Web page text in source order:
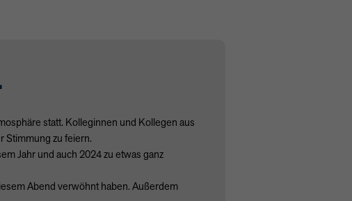
statt. Kolleginnen und Kollegen aus
Stimmung zu feiern.
Jahr und auch 2024 zu etwas ganz
Abend verwöhnt haben. Außerdem